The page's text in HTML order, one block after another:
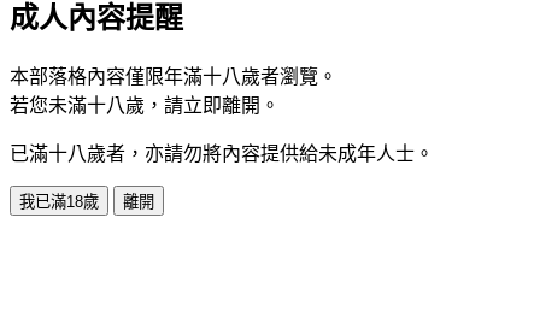
成人內容提醒
本部落格內容僅限年滿十八歲者瀏覽。
若您未滿十八歲，請立即離開。
已滿十八歲者，亦請勿將內容提供給未成年人士。
我已滿18歲 離開